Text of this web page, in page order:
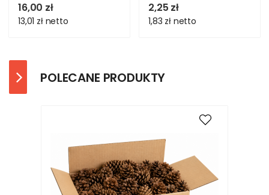
16,00 zł
13,01 zł netto
2,25 zł
1,83 zł netto
POLECANE PRODUKTY